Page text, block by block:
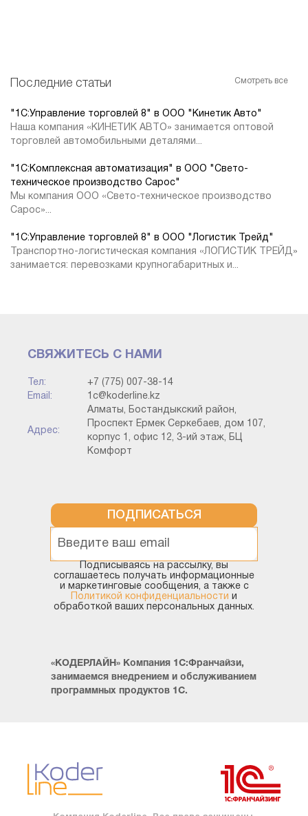
Смотреть все
Последние статьи
"1С:Управление торговлей 8" в ООО "Кинетик Авто"
Наша компания «КИНЕТИК АВТО» занимается оптовой
торговлей автомобильными деталями...
"1С:Комплексная автоматизация" в ООО "Свето-
техническое производство Сарос"
Мы компания ООО «Свето-техническое производство
Сарос»...
"1С:Управление торговлей 8" в ООО "Логистик Трейд"
Транспортно-логистическая компания «ЛОГИСТИК ТРЕЙД»
занимается: перевозками крупногабаритных и...
СВЯЖИТЕСЬ С НАМИ
Тел:
+7 (775) 007-38-14
Email:
1c@koderline.kz
Адрес:
Алматы, Бостандыкский район,
Проспект Ермек Серкебаев, дом 107,
корпус 1, офис 12, 3-ий этаж, БЦ
Комфорт
ПОДПИСАТЬСЯ
Подписываясь на рассылку, вы
соглашаетесь получать информационные
и маркетинговые сообщения, а также с
Политикой конфиденциальности
и
обработкой ваших персональных данных.
«КОДЕРЛАЙН» Компания 1С:Франчайзи,
занимаемся внедрением и обслуживанием
программных продуктов 1С.